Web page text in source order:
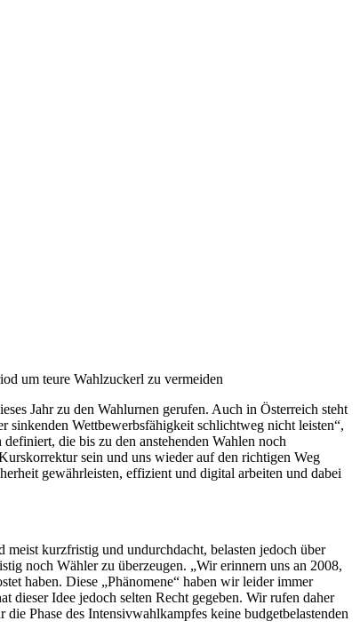
um teure Wahlzuckerl zu vermeiden
Jahr zu den Wahlurnen gerufen. Auch in Österreich steht
sinkenden Wettbewerbsfähigkeit schlichtweg nicht leisten“,
die bis zu den anstehenden Wahlen noch
sein und uns wieder auf den richtigen Weg
gewährleisten, effizient und digital arbeiten und dabei
meist kurzfristig und undurchdacht, belasten jedoch über
noch Wähler zu überzeugen. „Wir erinnern uns an 2008,
haben. Diese „Phänomene“ haben wir leider immer
dieser Idee jedoch selten Recht gegeben. Wir rufen daher
Phase des Intensivwahlkampfes keine budgetbelastenden